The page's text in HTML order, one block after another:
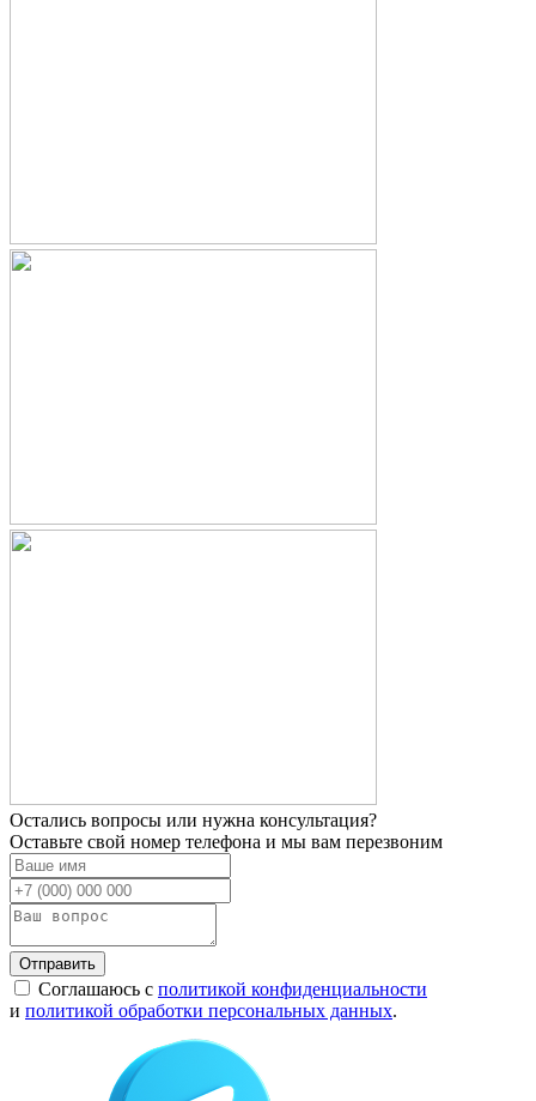
Остались вопросы или нужна консультация?
Оставьте свой номер телефона и мы вам перезвоним
Отправить
Соглашаюсь с политикой конфиденциальности
и политикой обработки персональных данных.